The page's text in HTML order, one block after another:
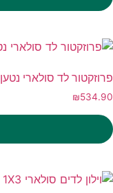
פרוזקטור לד סולארי נטען 150 ואט עם שלט (לבן קר) פאנל ופרוזקטור בגוף אחד
₪534.90